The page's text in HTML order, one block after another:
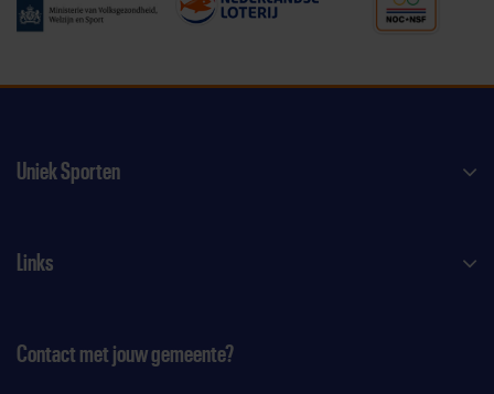
Uniek Sporten
Links
Contact met jouw gemeente?